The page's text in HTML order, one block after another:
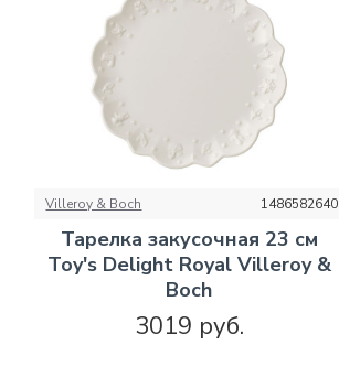
Villeroy & Boch 1486582640
Тарелка закусочная 23 см
Toy's Delight Royal Villeroy &
Boch
3019 руб.